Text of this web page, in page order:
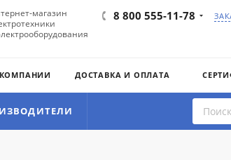
магазин
8 800 555-11-78
ДОСТАВКА И ОПЛАТА